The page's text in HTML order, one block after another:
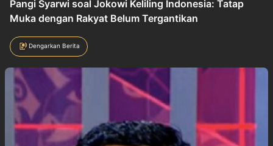
Pangi Syarwi soal Jokowi Keliling Indonesia: Tatap
Muka dengan Rakyat Belum Tergantikan
Dengarkan Berita